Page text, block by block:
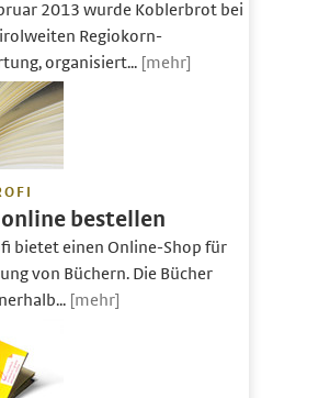
2013 wurde Koblerbrot bei
Regiokorn-
organisiert... [mehr]
online bestellen
bietet einen Online-Shop für
von Büchern. Die Bücher
[mehr]